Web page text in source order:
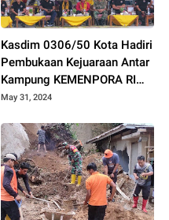
Kasdim 0306/50 Kota Hadiri
Pembukaan Kejuaraan Antar
Kampung KEMENPORA RI
Tahun 2024
May 31, 2024